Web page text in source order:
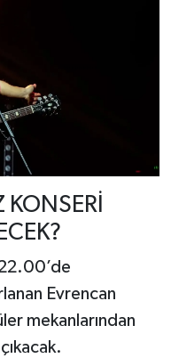
Evrencan
mekanlarından